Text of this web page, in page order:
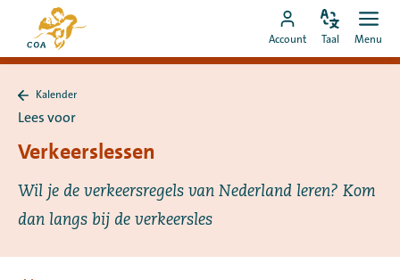
naar
content
Naar
de
startpagina
MyCOA
Ga
naar
Account
Pas
taal
Taal Menu
naar
Kalender
Lees voor
Verkeerslessen
Wil je de verkeersregels van Nederland leren? Kom
dan langs bij de verkeersles